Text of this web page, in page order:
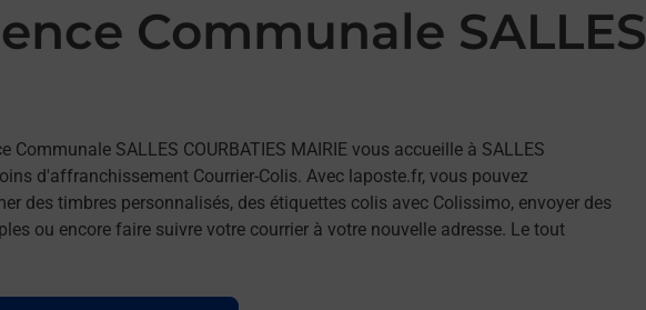
Communale
SALLES COURBATIES MAIRIE vous accueille à SALLES
d'affranchissement Courrier-Colis. Avec laposte.fr, vous pouvez
des timbres personnalisés, des étiquettes colis avec Colissimo, envoyer des
ou encore faire suivre votre courrier à votre nouvelle adresse. Le tout